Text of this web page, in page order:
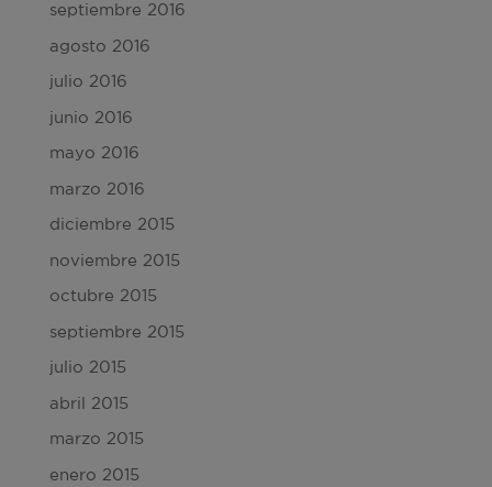
septiembre 2016
agosto 2016
julio 2016
junio 2016
mayo 2016
marzo 2016
diciembre 2015
noviembre 2015
octubre 2015
septiembre 2015
julio 2015
abril 2015
marzo 2015
enero 2015